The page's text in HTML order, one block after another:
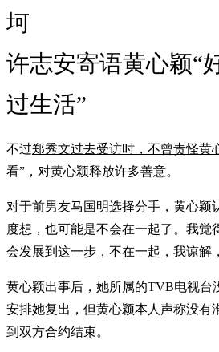
坷
许志安寄语黄心颖“
过生活”
不过郑秀文过去受访时，不曾责怪黄
看”，对黄心颖释放许多善意。
对于前男友马国明选择分手，黄心颖
度想，也可能是不会在一起了。我觉
会发展到这一步，不在一起，我谅解
黄心颖出事后，她所属的TVB电视台
安排她复出，但黄心颖本人声称没有
到双方合约结束。